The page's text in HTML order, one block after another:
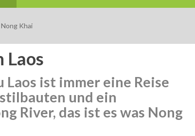
Nong Khai
Laos
Laos ist immer eine Reise
und ein
River, das ist es was Nong